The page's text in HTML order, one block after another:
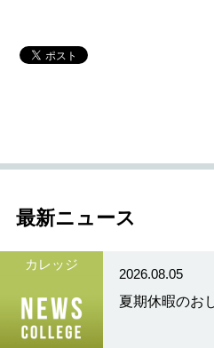
最新ニュース
カレッジ
2026.08.05
夏期休暇のお